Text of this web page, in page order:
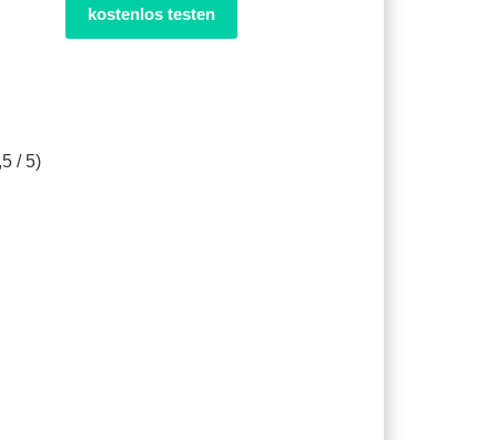
/ 5)
kostenlos testen